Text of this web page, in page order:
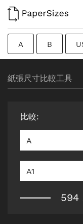
A B
紙張尺寸比較工具
比較:
A
A1
594